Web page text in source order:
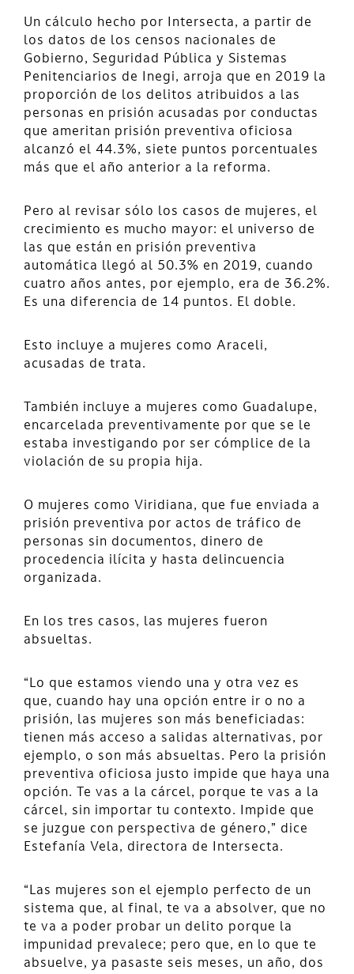
Un cálculo hecho por Intersecta, a partir de
los datos de los censos nacionales de
Gobierno, Seguridad Pública y Sistemas
Penitenciarios de Inegi, arroja que en 2019 la
proporción de los delitos atribuidos a las
personas en prisión acusadas por conductas
que ameritan prisión preventiva oficiosa
alcanzó el 44.3%, siete puntos porcentuales
más que el año anterior a la reforma.
Pero al revisar sólo los casos de mujeres, el
crecimiento es mucho mayor: el universo de
las que están en prisión preventiva
automática llegó al 50.3% en 2019, cuando
cuatro años antes, por ejemplo, era de 36.2%.
Es una diferencia de 14 puntos. El doble.
Esto incluye a mujeres como Araceli,
acusadas de trata.
También incluye a mujeres como Guadalupe,
encarcelada preventivamente por que se le
estaba investigando por ser cómplice de la
violación de su propia hija.
O mujeres como Viridiana, que fue enviada a
prisión preventiva por actos de tráfico de
personas sin documentos, dinero de
procedencia ilícita y hasta delincuencia
organizada.
En los tres casos, las mujeres fueron
absueltas.
“Lo que estamos viendo una y otra vez es
que, cuando hay una opción entre ir o no a
prisión, las mujeres son más beneficiadas:
tienen más acceso a salidas alternativas, por
ejemplo, o son más absueltas. Pero la prisión
preventiva oficiosa justo impide que haya una
opción. Te vas a la cárcel, porque te vas a la
cárcel, sin importar tu contexto. Impide que
se juzgue con perspectiva de género,” dice
Estefanía Vela, directora de Intersecta.
“Las mujeres son el ejemplo perfecto de un
sistema que, al final, te va a absolver, que no
te va a poder probar un delito porque la
impunidad prevalece; pero que, en lo que te
absuelve, ya pasaste seis meses, un año, dos